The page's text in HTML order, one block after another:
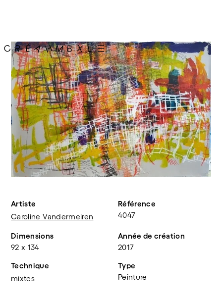
Artiste
Caroline Vandermeiren
Référence
4047
Dimensions
92 x 134
Année de création
2017
Technique
mixtes
Type
Peinture